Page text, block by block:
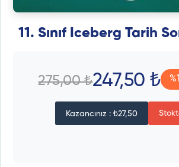
11. Sınıf Iceberg Tarih
275,00 ₺247,50 ₺
Kazancınız : ₺27,50